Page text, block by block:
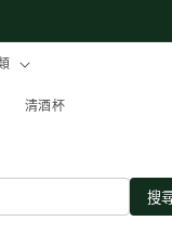
清酒杯
搜